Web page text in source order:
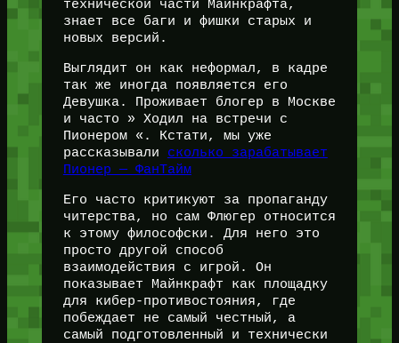
технической части Майнкрафта,
знает все баги и фишки старых и
новых версий.
Выглядит он как неформал, в кадре
так же иногда появляется его
Девушка. Проживает блогер в Москве
и часто » Ходил на встречи с
Пионером «. Кстати, мы уже
рассказывали сколько зарабатывает
Пионер — ФанТайм
Его часто критикуют за пропаганду
читерства, но сам Флюгер относится
к этому философски. Для него это
просто другой способ
взаимодействия с игрой. Он
показывает Майнкрафт как площадку
для кибер-противостояния, где
побеждает не самый честный, а
самый подготовленный и технически